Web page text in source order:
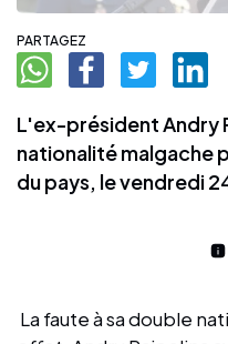
PARTAGEZ
L'ex-président Andry
nationalité malgache
du pays, le vendredi
La faute à sa double